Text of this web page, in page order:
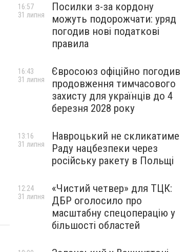
Посилки з-за кордону
можуть подорожчати: уряд
погодив нові податкові
правила
16:57
31 липня
Євросоюз офіційно погодив
продовження тимчасового
захисту для українців до 4
березня 2028 року
16:43
31 липня
Навроцький не скликатиме
Раду нацбезпеки через
російську ракету в Польщі
13:16
31 липня
«Чистий четвер» для ТЦК:
ДБР оголосило про
масштабну спецоперацію у
більшості областей
12:24
31 липня